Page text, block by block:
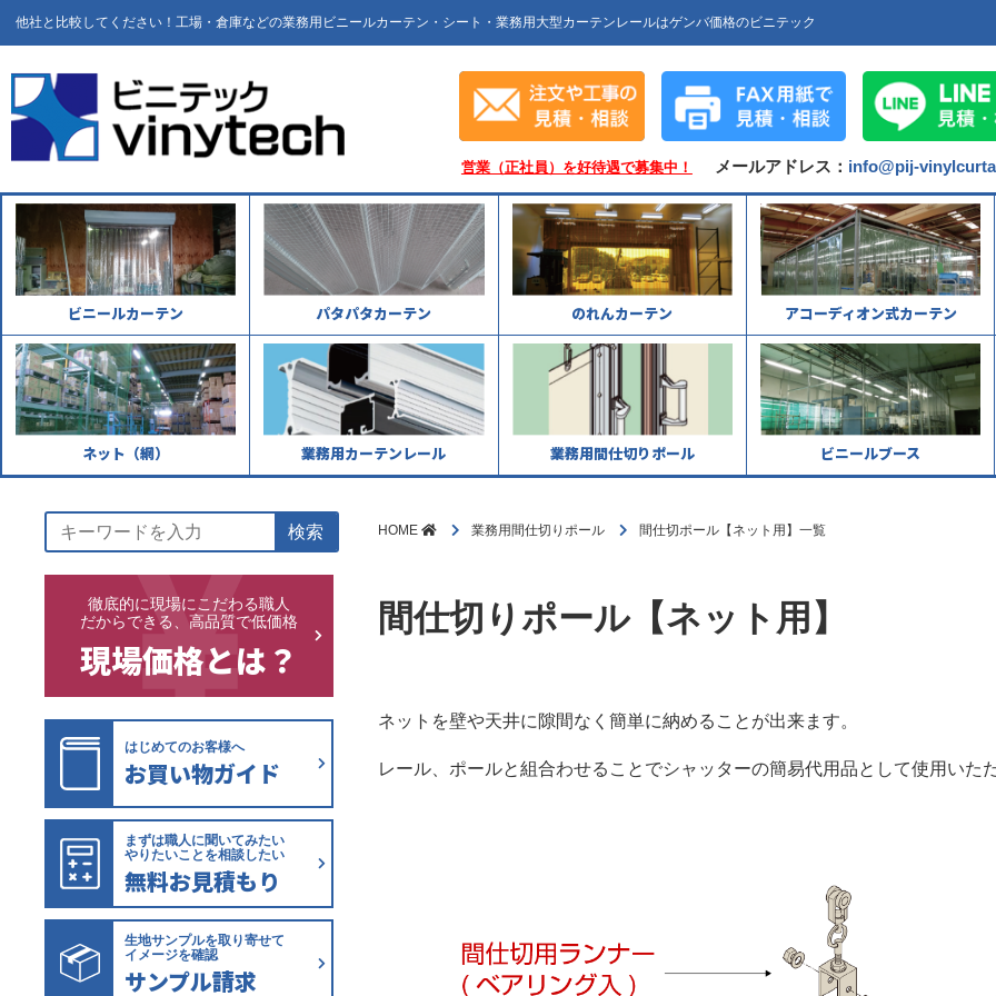
他社と比較してください！工場・倉庫などの業務用ビニールカーテン・シート・業務用大型カーテンレールはゲンバ価格のビニテック
営業（正社員）を好待遇で募集中！ メールアドレス： info@pij-
ビニールカーテン パタパタカーテン のれんカーテン アコーディオン式カーテン
ネット（網） 業務用カーテンレール 業務用間仕切りポール ビニールブース
検索
徹底的に現場にこだわる職人
だからできる、高品質で低価格
現場価格とは？
はじめてのお客様へ
お買い物ガイド
まずは職人に聞いてみたい
やりたいことを相談したい
無料お見積もり
生地サンプルを取り寄せて
イメージを確認
サンプル請求
HOME 業務用間仕切りポール 間仕切ポール【ネット用】一覧
間仕切りポール【ネット用】
ネットを壁や天井に隙間なく簡単に納めることが出来ます。
レール、ポールと組合わせることでシャッターの簡易代用品として使用いた